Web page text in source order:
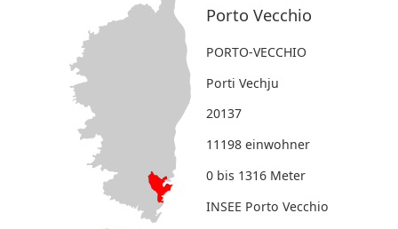
Porto Vecchio
PORTO-VECCHIO
Porti Vechju
20137
11198 einwohner
0 bis 1316 Meter
INSEE Porto Vecchio